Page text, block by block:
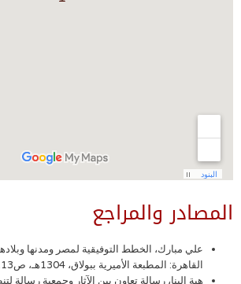
المصادر والمراجع
القاهرة: المطبعة الأميرية ببولاق، 1304هـ، ص13.
هبة البنا، رسالة تعاون بين الآثار وجمعية رسالة